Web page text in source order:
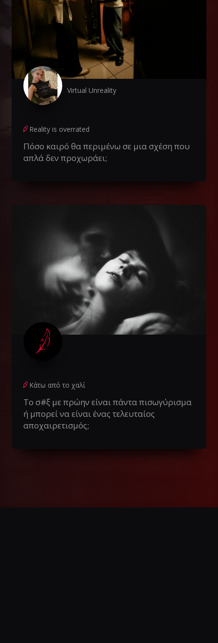
Virtual Unreality
Reality is overrated
Πόσο καιρό θα περιμένω σε μια σχέση που
απλά δεν προχωράει;
Κάτω από το χαλί
Το σ#ξ με πρώην είναι πάντα πισωγύρισμα
ή μπορεί να είναι ένας τελευταίος
αποχαιρετισμός;